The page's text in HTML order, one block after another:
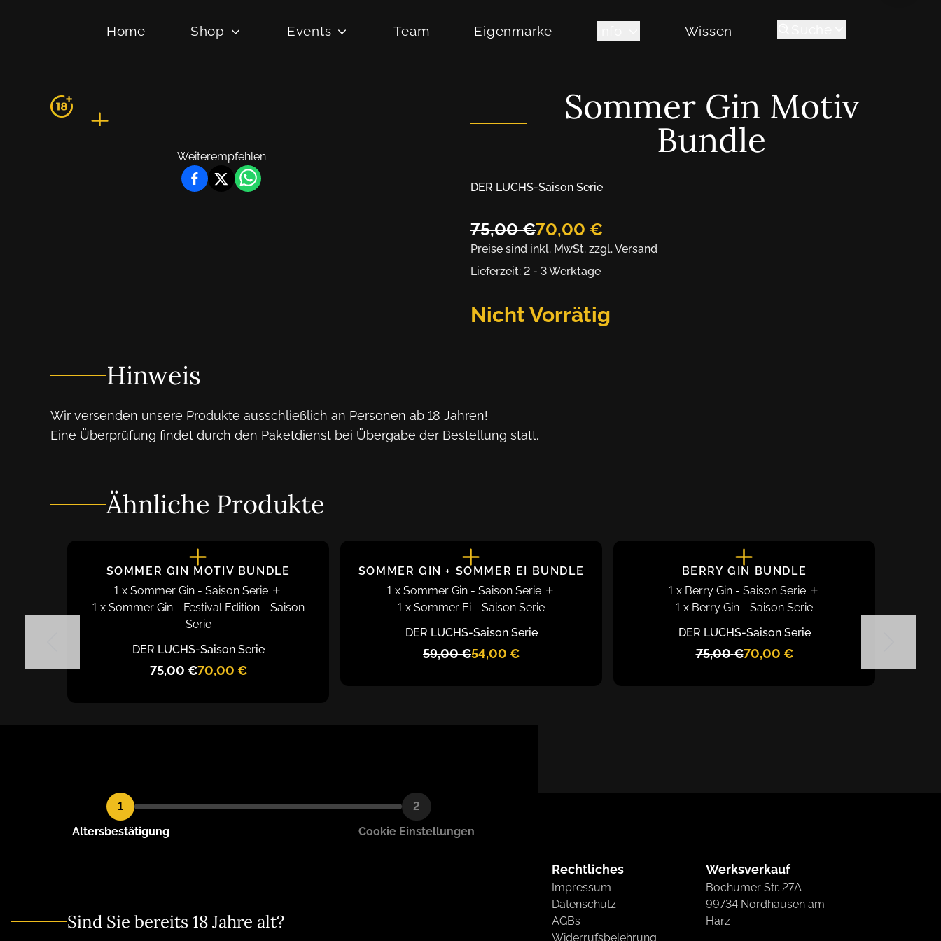
Home Shop Events Team Eigenmarke Wissen
Weiterempfehlen
Sommer Gin Motiv
Bundle
DER LUCHS-Saison Serie
75,00 €70,00 €
Preise sind inkl. MwSt. zzgl. Versand
Lieferzeit: 2 - 3 Werktage
Nicht Vorrätig
Hinweis
Wir versenden unsere Produkte ausschließlich an Personen ab 18 Jahren!
Eine Überprüfung findet durch den Paketdienst bei Übergabe der Bestellung statt.
Ähnliche Produkte
SOMMER GIN MOTIV BUNDLE
1 x Sommer Gin - Saison Serie
1x Sommer Gin - Festival Edition- Saison
Serie
DER LUCHS-Saison Serie
75,00€70,00 €
SOMMER GIN + SOMMER EI BUNDLE
1 x Sommer Gin - Saison Serie
1 x Sommer Ei - Saison Serie
DER LUCHS-Saison Serie
59,00€54,00 €
BERRY GIN BUNDLE
1 x Berry Gin - Saison Serie
1 x Berry Gin - Saison Serie
DER LUCHS-Saison Serie
75,00€70,00 €
1
Altersbestätigung
2
Cookie Einstellungen
Sind Sie bereits 18 Jahre alt?
Rechtliches
Impressum
Datenschutz
AGBs
Widerrufsbelehrung
Werksverkauf
Bochumer Str. 27A
99734 Nordhausen am
Harz